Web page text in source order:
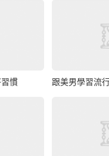
慣 跟美男學習流